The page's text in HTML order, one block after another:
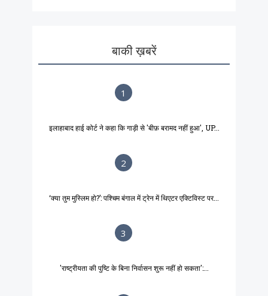
बाकी ख़बरें
1
इलाहाबाद हाई कोर्ट ने कहा कि गाड़ी से 'बीफ़ बरामद नहीं हुआ', UP...
2
‘क्या तुम मुस्लिम हो?’: पश्चिम बंगाल में ट्रेन में थिएटर एक्टिविस्ट पर...
3
'राष्ट्रीयता की पुष्टि के बिना निर्वासन शुरू नहीं हो सकता':...